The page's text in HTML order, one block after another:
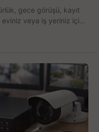
gece görüşü, kayıt
eviniz veya iş yeriniz için